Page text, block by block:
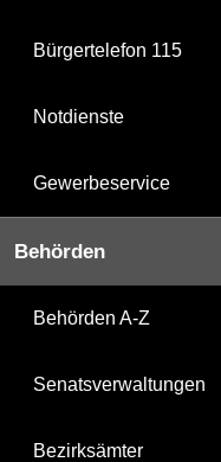
Bürgertelefon 115
Notdienste
Gewerbeservice
Behörden
Behörden A-Z
Senatsverwaltungen
Bezirksämter